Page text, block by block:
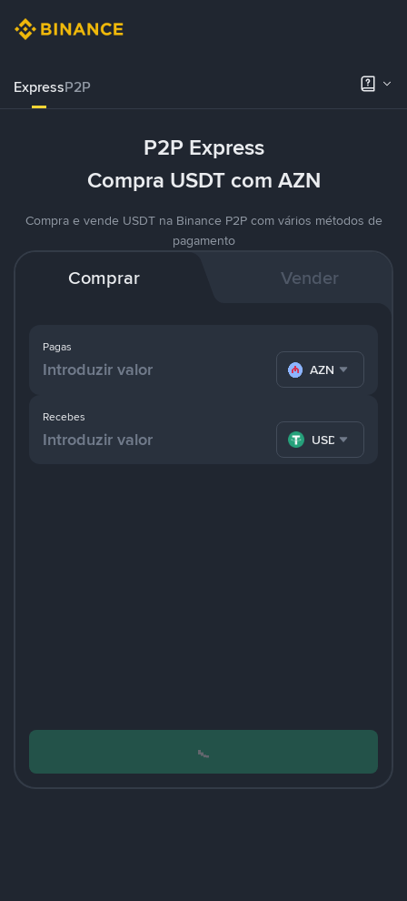
ExpressP2P
P2P Express
Compra USDT com AZN
Compra e vende USDT na Binance P2P com vários métodos de
pagamento
Comprar Vender
Pagas
AZN
Recebes
USDT